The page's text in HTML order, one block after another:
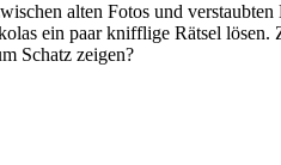
alten Fotos und
ein paar knifflige Rätsel
Schatz zeigen?